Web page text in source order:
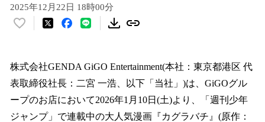
2025年12月22日 18時00分
い
！
数
を
読
み
株式会社GENDA GiGO Entertainment(本社：東京都港区 代
表取締役社長：二宮 一浩、以下「当社」)は、GiGOグル
ープのお店において2026年1月10日(土)より、「週刊少年
ジャンプ」で連載中の大人気漫画『カグラバチ』(原作：